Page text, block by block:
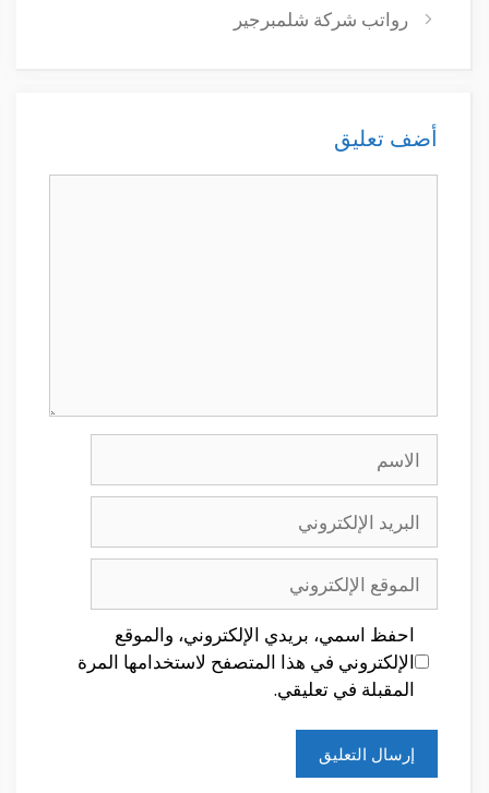
رواتب شركة شلمبرجير
أضف تعليق
الإلكتروني
الإلكتروني
احفظ اسمي، بريدي الإلكتروني، والموقع
الإلكتروني في هذا المتصفح لاستخدامها المرة
المقبلة في تعليقي.